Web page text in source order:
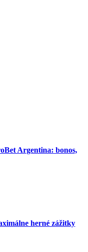
Argentina: bonos,
herné zážitky